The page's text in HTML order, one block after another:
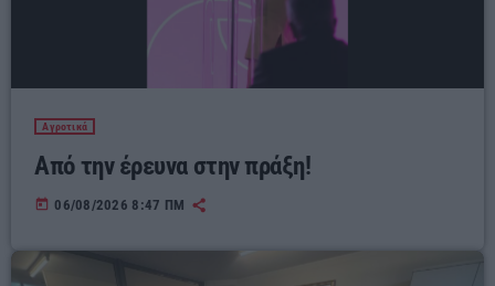
Αγροτικά
Από την έρευνα στην πράξη!
today 06/08/2026 8:47 ΠΜ